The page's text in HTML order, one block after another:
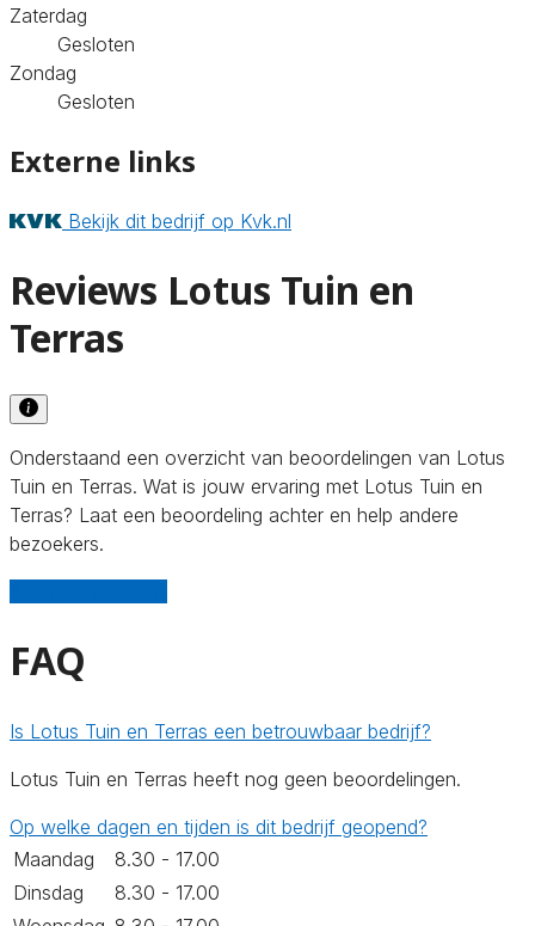
Zaterdag
Gesloten
Zondag
Gesloten
Externe links
Bekijk dit bedrijf op Kvk.nl
Reviews Lotus Tuin en
Terras
Onderstaand een overzicht van beoordelingen van Lotus
Tuin en Terras. Wat is jouw ervaring met Lotus Tuin en
Terras? Laat een beoordeling achter en help andere
bezoekers.
FAQ
Is Lotus Tuin en Terras een betrouwbaar bedrijf?
Lotus Tuin en Terras heeft nog geen beoordelingen.
Op welke dagen en tijden is dit bedrijf geopend?
Maandag
8.30 - 17.00
Dinsdag
8.30 - 17.00